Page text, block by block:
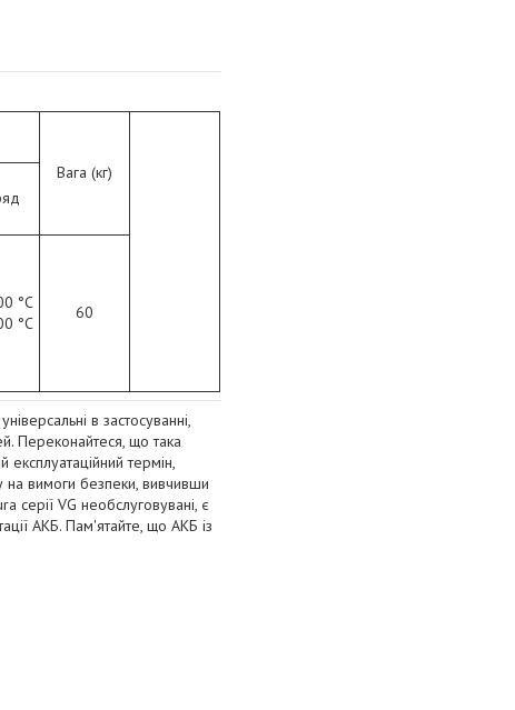
Вага (кг)
°C
°C
60
в застосуванні,
Переконайтеся, що така
термін,
на вимоги безпеки, вивчивши
серії VG необслуговувані, є
АКБ. Пам'ятайте, що АКБ із